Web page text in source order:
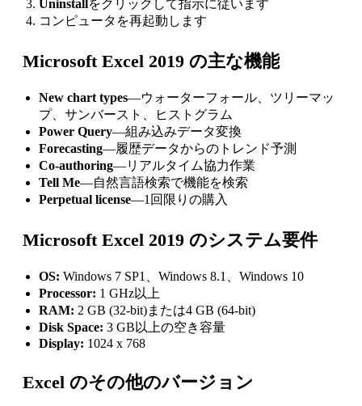
Uninstallをクリックして指示に従います
コンピュータを再起動します
Microsoft Excel 2019 の主な機能
New chart types—ウォーターフォール、ツリーマッ
プ、サンバースト、ヒストグラム
Power Query—組み込みデータ変換
Forecasting—履歴データからのトレンド予測
Co-authoring—リアルタイム協力作業
Tell Me—自然言語検索で機能を検索
Perpetual license—1回限りの購入
Microsoft Excel 2019 のシステム要件
OS: Windows 7 SP1、Windows 8.1、Windows 10
Processor: 1 GHz以上
RAM: 2 GB (32-bit)または4 GB (64-bit)
Disk Space: 3 GB以上の空き容量
Display: 1024 x 768
Excel のその他のバージョン